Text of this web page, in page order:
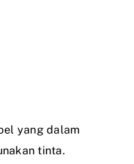
yang dalam
tinta.